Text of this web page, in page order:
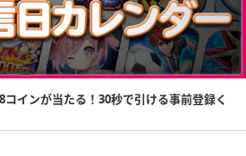
インが当たる！30秒で引ける事前登録く